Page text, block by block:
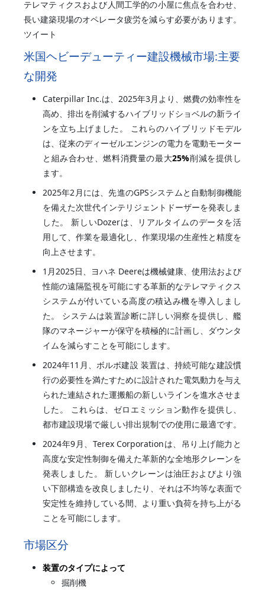
テレマティクスおよび人間工学的の小屋に焦点を合わせ、
長い建築現場のオペレータ疲労を減らす必要があります。
ツイート
米国ヘビーデューティー建設機械市場:主要
な開発
Caterpillar Inc.は、2025年3月より、燃費の効率性を
高め、排出を削減するハイブリッドショベルの新ライ
ンを立ち上げました。 これらのハイブリッドモデル
は、従来のディーゼルエンジンの電力を電動モーター
と組み合わせ、燃料消費量の最大25%削減を提供し
ます。
2025年2月には、先進のGPSシステムと自動制御機能
を備えた次世代インテリジェントドーザーを発表しま
した。 新しいDozerは、リアルタイムのデータを活
用して、作業を最適化し、作業現場の生産性と精度を
向上させます。
1月2025日、ヨハネ Deereは機械健康、使用法および
性能の遠隔監視を可能にする革新的なテレマティクス
システムが付いている高度の積込み機を導入しまし
た。 システムは装置診断に詳しい洞察を提供し、艦
隊のマネージャーが保守を積極的に計画し、ダウンタ
イムを減らすことを可能にします。
2024年11月、ボルボ建設 装置は、持続可能な建設慣
行の必要性を満たすために設計された電気動力を与え
られた連結された運搬船の新しいラインを進水させま
した。 これらは、ゼロエミッション動作を提供し、
都市建設現場で厳しい排出規制での使用に最適です。
2024年9月、Terex Corporationは、吊り上げ能力と
高度な安定性制御を備えた革新的な全地形クレーンを
発表しました。 新しいクレーンは油圧およびより強
い下部構造を改良しましたり、それは不均等な表面で
安定性を維持している間、より重い負荷を持ち上がる
ことを可能にします。
市場区分
装置のタイプによって
掘削機